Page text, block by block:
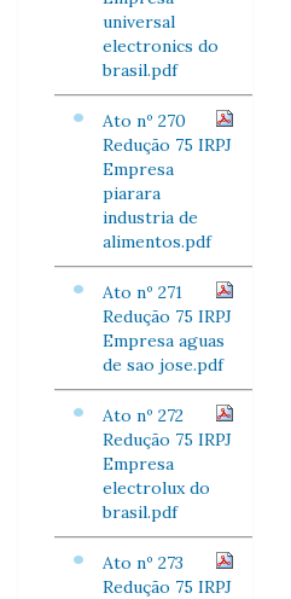
universal
electronics do
brasil.pdf
Ato nº 270
Redução 75 IRPJ
Empresa
piarara
industria de
alimentos.pdf
Ato nº 271
Redução 75 IRPJ
Empresa aguas
de sao jose.pdf
Ato nº 272
Redução 75 IRPJ
Empresa
electrolux do
brasil.pdf
Ato nº 273
Redução 75 IRPJ